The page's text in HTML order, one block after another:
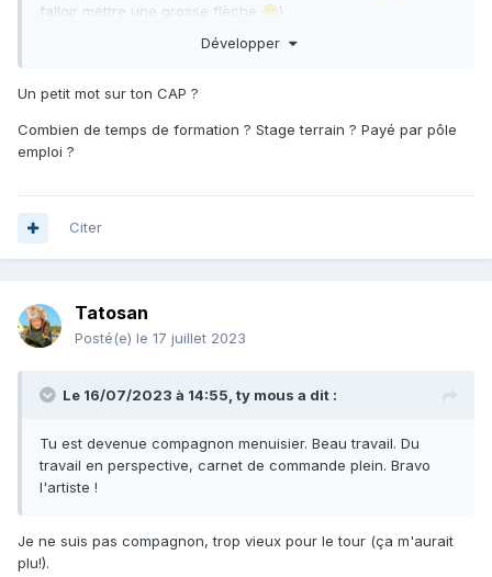
falloir mettre une grosse flèche 😁 )
Pour le côté challenge, ça me dit bien d'essayer sans colle,
paraît plus compliqué😅
Bien vu Ludo pour l'aubier😁 , disons que j'étais vraiment
très très juste en bois et n'avais pas le 'choix'.
Développer
Un petit mot sur ton CAP ?
Combien de temps de formation ? Stage terrain ? Payé par pôle
emploi ?
Citer
Tatosan
Posté(e) le 17 juillet 2023
Le 16/07/2023 à 14:55, ty mous a dit :
Tu est devenue compagnon menuisier. Beau travail. Du
travail en perspective, carnet de commande plein. Bravo
l'artiste !
Je ne suis pas compagnon, trop vieux pour le tour (ça m'aurait
plu!).